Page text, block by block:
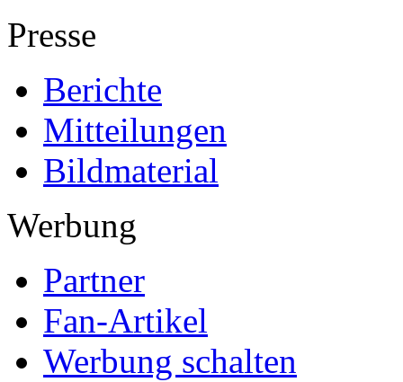
Presse
Berichte
Mitteilungen
Bildmaterial
Werbung
Partner
Fan-Artikel
Werbung schalten